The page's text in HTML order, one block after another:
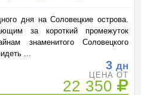
дня на Соловецкие острова.
за короткий промежуток
знаменитого Соловецкого
...
3 дн
ЦЕНА ОТ
22 350